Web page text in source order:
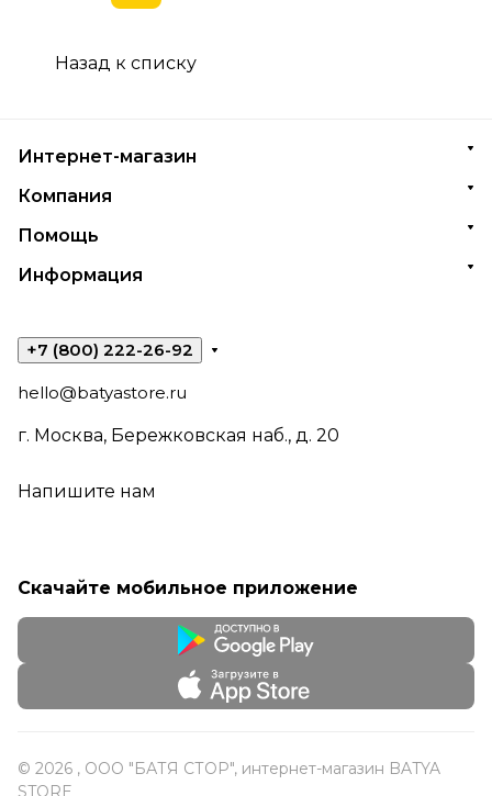
Назад к списку
Интернет-магазин
Компания
Помощь
Информация
+7 (800) 222-26-92
hello@batyastore.ru
г. Москва, Бережковская наб., д. 20
Напишите нам
Скачайте мобильное приложение
© 2026 , ООО "БАТЯ СТОР", интернет-магазин BATYA
STORE